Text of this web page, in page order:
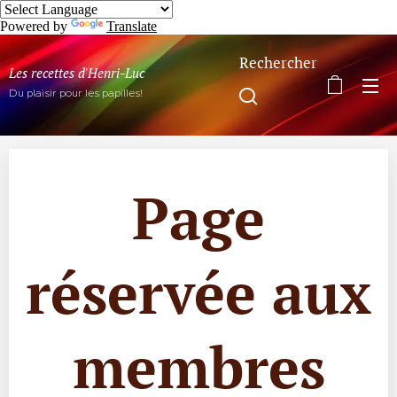
Powered by Translate
Les recettes d'Henri-Luc
Du plaisir pour les papilles!
Rechercher
Page
réservée aux
membres